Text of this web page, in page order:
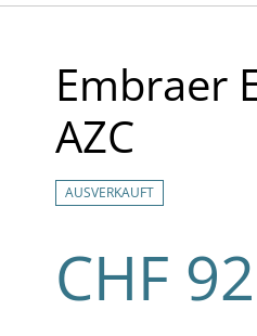
Embraer
AZC
AUSVERKAUFT
CHF